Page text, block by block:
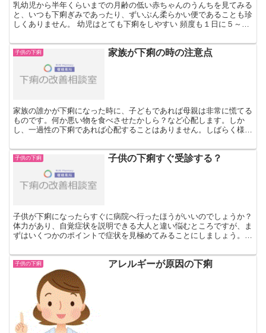
乳幼児から半年くらいまでの月齢の低い赤ちゃんのうんちを見てみる
と、いつも下痢ぎみであったり、ずいぶん柔らかい便であることも珍
しくありません。 幼児はとても下痢をしやすい 頻度も１日に５～６
子供の下痢 家族が下痢の時の注意点
家族の誰かが下痢になった時に、子どもであれば母親は非常に慌てる
ものです。何か悪い物を食べさせたかしら？など心配します。しか
し、一過性の下痢であれば心配することはありません。しばらく様子
子供の下痢 子供の下痢すぐ受診する？
子供が下痢になったらすぐに病院へ行ったほうがいいのでしょうか？
体力があり、自覚症状を説明できる大人と違い悩むところですが、ま
ずはいくつかのポイントで症状を見極めてみることにしましょう。子
子供の下痢 アレルギーが原因の下痢